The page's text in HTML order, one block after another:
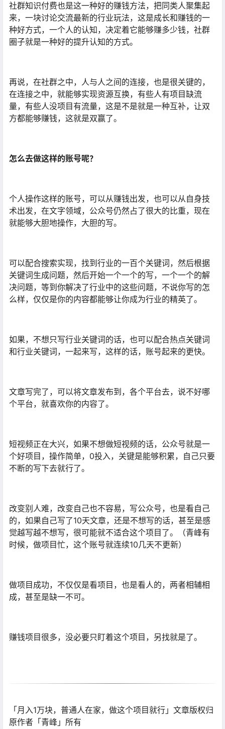
社群知识付费也是这一种好的赚钱方法，把同类人聚集起
来，一块讨论交流最新的行业玩法，这是成长和赚钱的一
种好方式，一个人的认知，决定着它能够赚多少钱，社群
圈子就是一种好的提升认知的方式。
再说，在社群之中，人与人之间的连接，也是很关键的，
在连接之中，就能够实现资源互换，有些人有项目缺流
量，有些人没项目有流量，这是不是就是一种互补，让双
方都能够赚钱，这就是双赢了。
怎么去做这样的账号呢？
个人操作这样的账号，可以从赚钱出发，也可以从自身技
术出发，在文字领域，公众号仍然占了很大的比重，现在
就能够大胆地操作，大胆的写。
可以配合搜索实现，找到行业的一百个关键词，然后根据
关键词生成问题，然后开始一个一个的写，一个一个的解
决问题，等到你解决了行业中的这些问题，不说你写的怎
么样，仅仅是你的内容都能够让你成为行业的精英了。
如果，不想只写行业关键词的话，也可以配合热点关键词
和行业关键词，一起来写，这样的话，账号起来的更快。
文章写完了，可以将文章发布到，各个平台去，说不好哪
个平台，就喜欢你的内容了。
短视频正在大兴，如果不想做短视频的话，公众号就是一
个好项目，操作简单，0投入，关键是能够积累，自己只要
不断的写下去就行了。
改变别人难，改变自己也不容易，写公众号，也是看自己
的，如果自己写了10天文章，还是不想写的话，甚至是感
觉越写越不想写，很可能就不适合这个项目了。（青峰有
时候，做项目忙，这个账号就连续10几天不更新）
做项目成功，不仅仅是看项目，也是看人的，两者相辅相
成，甚至是缺一不可。
赚钱项目很多，没必要只盯着这个项目，另找就是了。
「月入1万块，普通人在家，做这个项目就行」文章版权归
原作者「青峰」所有